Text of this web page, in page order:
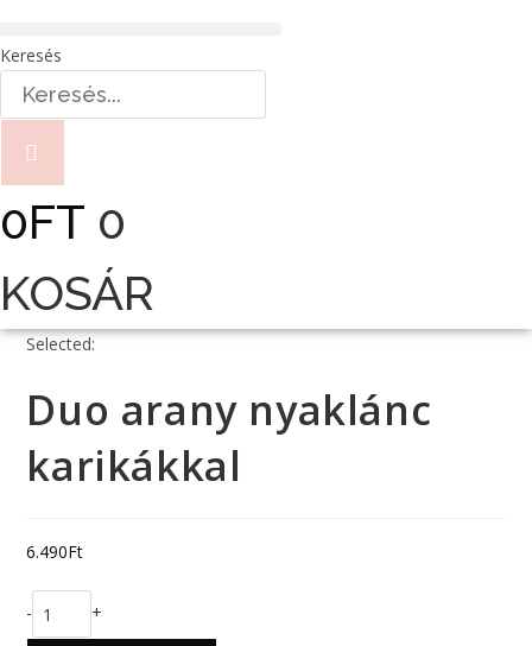
content
Keresés
0FT 0
KOSÁR
Selected:
Duo arany nyaklánc
karikákkal
6.490Ft
Duo
arany
- +